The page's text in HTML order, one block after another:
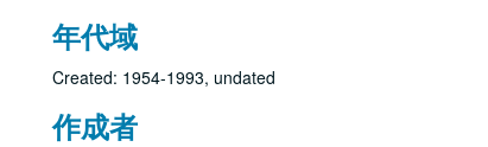
年代域
Created: 1954-1993, undated
作成者